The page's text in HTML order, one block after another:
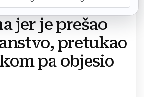
jer je prešao
pretukao
pa objesio